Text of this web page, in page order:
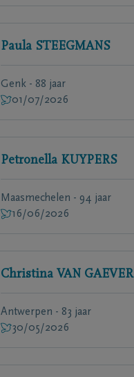
Paula STEEGMANS
Genk - 88 jaar
01/07/2026
Petronella KUYPERS
Maasmechelen - 94 jaar
16/06/2026
Christina VAN GAEVER
Antwerpen - 83 jaar
30/05/2026